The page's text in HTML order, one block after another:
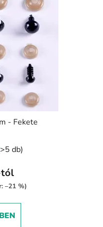
- Fekete
db)
–21 %)